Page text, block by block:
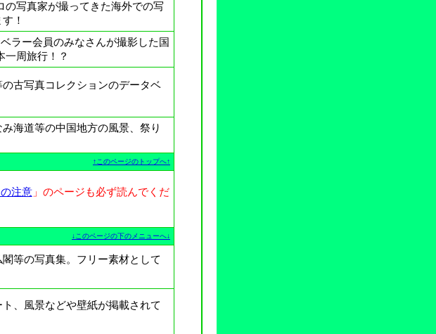
の写真家が撮ってきた海外での写
！
ラー会員のみなさんが撮影した国
一周旅行！？
古写真コレクションのデータベ
海道等の中国地方の風景、祭り
↑このページのトップへ↑
注意」のページも必ず読んでくだ
↓このページの下のメニューへ↓
等の写真集。フリー素材として
、風景などや壁紙が掲載されて